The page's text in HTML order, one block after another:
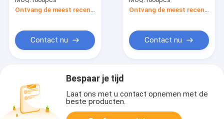
20K van 10R Trimpot
Contact nu
Ohm ROHS 3296W-
10R
Contact nu
Bespaar je tijd
Laat ons met u contact opnemen met de
beste producten.